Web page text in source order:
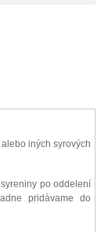
iných syrových
po oddelení
pridávame do